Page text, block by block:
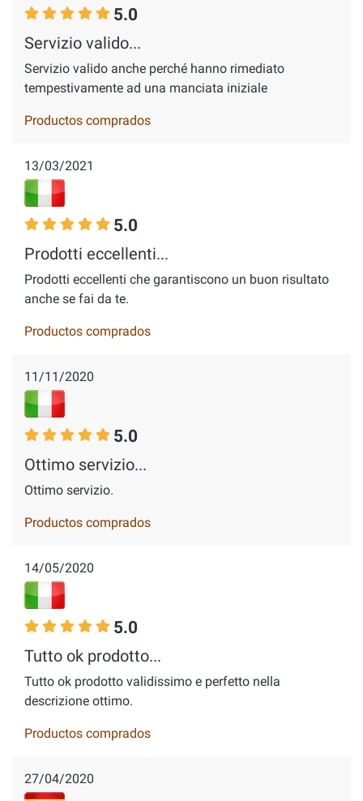
5.0
Servizio valido...
Servizio valido anche perché hanno rimediato
tempestivamente ad una manciata iniziale
Productos comprados
13/03/2021
5.0
Prodotti eccellenti...
Prodotti eccellenti che garantiscono un buon risultato
anche se fai da te.
Productos comprados
11/11/2020
5.0
Ottimo servizio...
Ottimo servizio.
Productos comprados
14/05/2020
5.0
Tutto ok prodotto...
Tutto ok prodotto validissimo e perfetto nella
descrizione ottimo.
Productos comprados
27/04/2020